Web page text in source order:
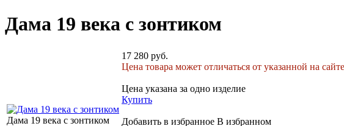
Дама 19 века с зонтиком
Дама 19 века с зонтиком
17 280 руб.
Цена товара может отличаться от указанной на
Цена указана за одно изделие
Купить
Добавить в избранное В избранном